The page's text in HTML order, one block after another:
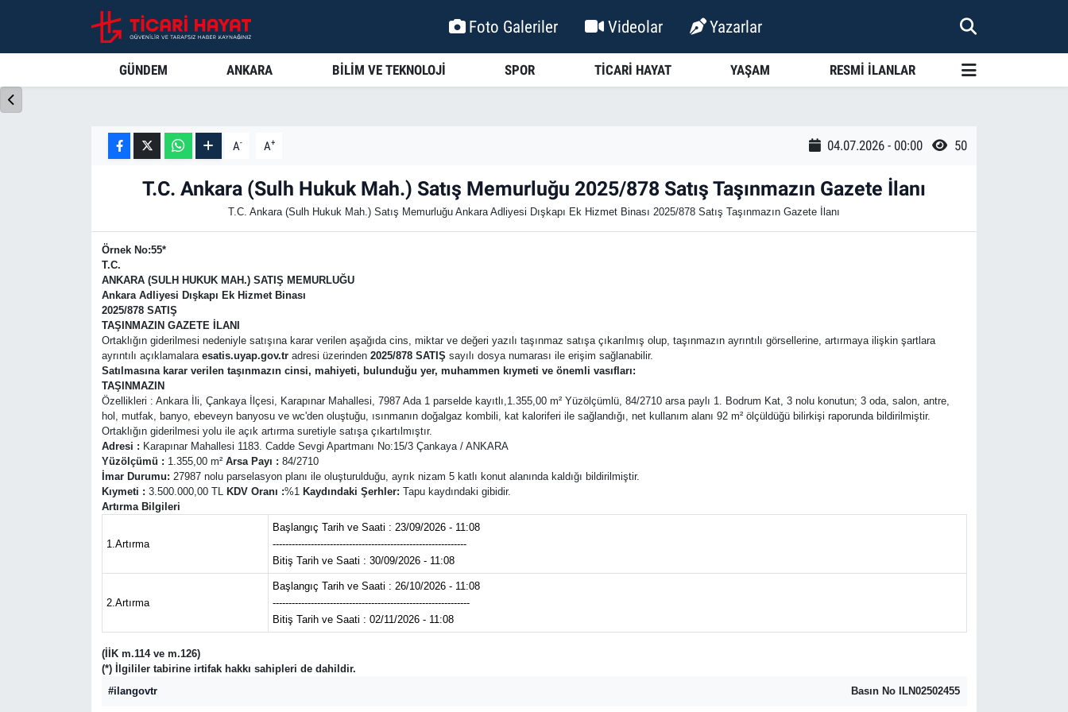
Foto Galeriler Videolar Yazarlar
GÜNDEM ANKARA BİLİM VE TEKNOLOJİ SPOR TİCARİ HAYAT YAŞAM RESMİ İLANLAR
A- A+ 04.07.2026 - 00:00 50
T.C. Ankara (Sulh Hukuk Mah.) Satış Memurluğu 2025/878 Satış Taşınmazın Gazete İlanı
T.C. Ankara (Sulh Hukuk Mah.) Satış Memurluğu Ankara Adliyesi Dışkapı Ek Hizmet Binası 2025/878 Satış Taşınmazın Gazete İlanı
Örnek No:55*
T.C.
ANKARA (SULH HUKUK MAH.) SATIŞ MEMURLUĞU
Ankara Adliyesi Dışkapı Ek Hizmet Binası
2025/878 SATIŞ
TAŞINMAZIN GAZETE İLANI
Ortaklığın giderilmesi nedeniyle satışına karar verilen aşağıda cins, miktar ve değeri yazılı taşınmaz satışa çıkarılmış olup, taşınmazın ayrıntılı görsellerine, artırmaya ilişkin şartlara
ayrıntılı açıklamalara esatis.uyap.gov.tradresi üzerinden 2025/878 SATIŞ sayılı dosya numarası ile erişim sağlanabilir.
Satılmasına karar verilen taşınmazın cinsi, mahiyeti, bulunduğu yer, muhammen kıymeti ve önemli vasıfları:
TAŞINMAZIN
Özellikleri : Ankara İli, Çankaya İlçesi, Karapınar Mahallesi, 7987 Ada 1 parselde kayıtlı,1.355,00 m² Yüzölçümlü, 84/2710 arsa paylı 1. Bodrum Kat, 3 nolu konutun; 3 oda, salon, antre,
hol, mutfak, banyo, ebeveyn banyosu ve wc'den oluştuğu, ısınmanın doğalgaz kombili, kat kaloriferi ile sağlandığı, net kullanım alanı 92 m² ölçüldüğü bilirkişi raporunda bildirilmiştir.
Ortaklığın giderilmesi yolu ile açık artırma suretiyle satışa çıkartılmıştır.
Adresi : Karapınar Mahallesi 1183. Cadde Sevgi Apartmanı No:15/3 Çankaya / ANKARA
Yüzölçümü : 1.355,00 m² Arsa Payı : 84/2710
İmar Durumu: 27987 nolu parselasyon planı ile oluşturulduğu, ayrık nizam 5 katlı konut alanında kaldığı bildirilmiştir.
Kıymeti : 3.500.000,00 TL KDV Oranı :%1 Kaydındaki Şerhler: Tapu kaydındaki gibidir.
Artırma Bilgileri
1.Artırma
Başlangıç Tarih ve Saati : 23/09/2026 - 11:08
-------------------------------------------------------------
Bitiş Tarih ve Saati : 30/09/2026 - 11:08
2.Artırma
Başlangıç Tarih ve Saati : 26/10/2026 - 11:08
--------------------------------------------------------------
Bitiş Tarih ve Saati : 02/11/2026 - 11:08
(İİK m.114 ve m.126)
(*) İlgililer tabirine irtifak hakkı sahipleri de dahildir.
#ilangovtr
Basın No ILN02502455
Bilim ve Teknoloji
Resmi İlanlar
Ankara Nöbetçi Eczaneler
Ankara Trafik Yoğunluk Haritası
Süper Lig Puan Durumu ve Fikstür
Son Dakika Haberleri
Haber Arşivi